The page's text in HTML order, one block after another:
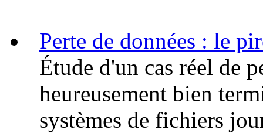
Perte de données : le
Étude d'un cas réel de
heureusement bien
systèmes de fichiers